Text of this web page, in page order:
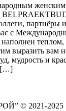
партнёры
с
выразить вам
мудрость и
[…]
© 2021-2025